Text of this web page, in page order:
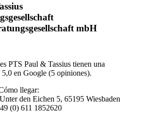
mbH
PTS Paul & Tassius tienen una
en Google (5 opiniones).
llegar:
den Eichen 5, 65195 Wiesbaden
(0) 611 1852620